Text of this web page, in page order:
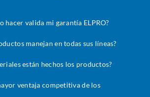
hacer valida mi garantía ELPRO?
manejan en todas sus líneas?
están hechos los productos?
ventaja competitiva de los